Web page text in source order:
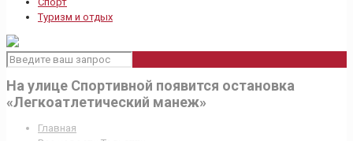
Туризм и отдых
На улице Спортивной появится остановка
«Легкоатлетический манеж»
Главная